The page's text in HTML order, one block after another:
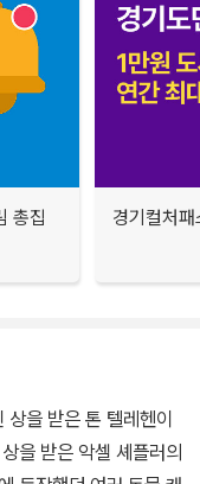
총집
경기컬처
을 받은 톤 텔레헨이
을 받은 악셀 셰플러의